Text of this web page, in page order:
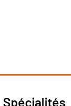
Spécialités